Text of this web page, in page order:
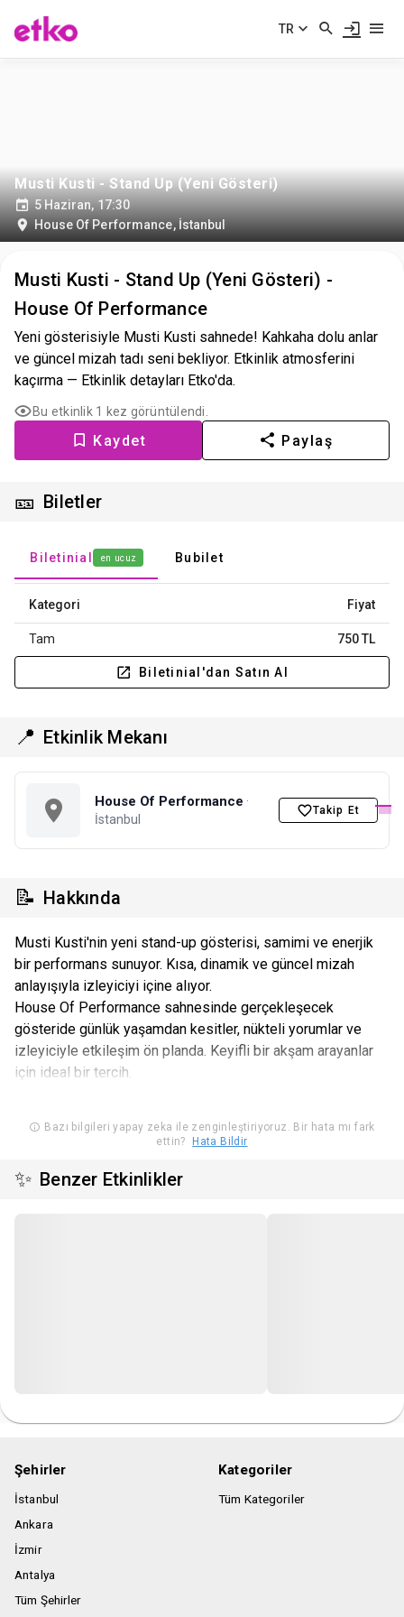
TR
Musti Kusti - Stand Up (Yeni Gösteri)
5 Haziran, 17:30
House Of Performance, İstanbul
Musti Kusti - Stand Up (Yeni Gösteri) -
House Of Performance
Yeni gösterisiyle Musti Kusti sahnede! Kahkaha dolu anlar
ve güncel mizah tadı seni bekliyor. Etkinlik atmosferini
kaçırma — Etkinlik detayları Etko'da.
Bu etkinlik 1 kez görüntülendi.
Kaydet Paylaş
🎫 Biletler
Biletinial en ucuz Bubilet
Kategori Fiyat
Tam 750 TL
Biletinial'dan Satın Al
📍 Etkinlik Mekanı
House Of Performance ·
İstanbul
Takip Et
📝 Hakkında
Musti Kusti'nin yeni stand-up gösterisi, samimi ve enerjik
bir performans sunuyor. Kısa, dinamik ve güncel mizah
anlayışıyla izleyiciyi içine alıyor.
House Of Performance sahnesinde gerçekleşecek
gösteride günlük yaşamdan kesitler, nükteli yorumlar ve
izleyiciyle etkileşim ön planda. Keyifli bir akşam arayanlar
için ideal bir tercih.
Bazı bilgileri yapay zeka ile zenginleştiriyoruz. Bir hata mı fark
ettin?
Hata Bildir
✨ Benzer Etkinlikler
Şehirler
İstanbul
Ankara
İzmir
Antalya
Tüm Şehirler
Kategoriler
Tüm Kategoriler